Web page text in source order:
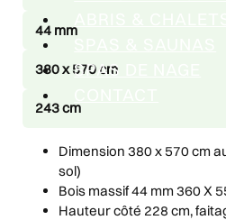
SPAS DE NAGE
44 mm
380 x 570 cm
243 cm
Dimension 380 x 570 cm
sol)
Bois massif 44 mm 360 X
Hauteur côté 228 cm,